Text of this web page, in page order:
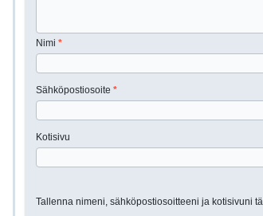
Nimi *
Sähköpostiosoite *
Kotisivu
Tallenna nimeni, sähköpostiosoitteeni ja kotisivuni